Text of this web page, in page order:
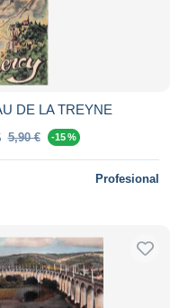
DE LA TREYNE
5,90 € -15 %
Profesional